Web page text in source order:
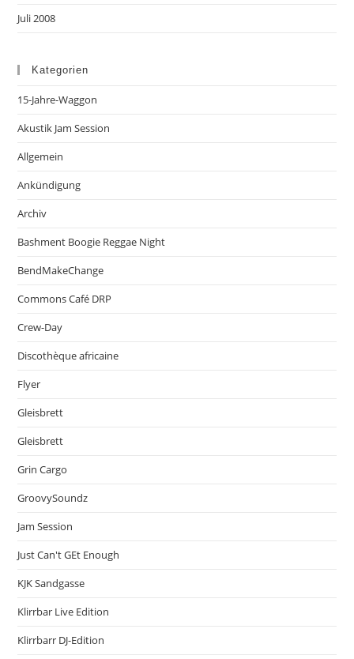
Juli 2008
Kategorien
15-Jahre-Waggon
Akustik Jam Session
Allgemein
Ankündigung
Archiv
Bashment Boogie Reggae Night
BendMakeChange
Commons Café DRP
Crew-Day
Discothèque africaine
Flyer
Gleisbrett
Gleisbrett
Grin Cargo
GroovySoundz
Jam Session
Just Can't GEt Enough
KJK Sandgasse
Klirrbar Live Edition
Klirrbarr DJ-Edition